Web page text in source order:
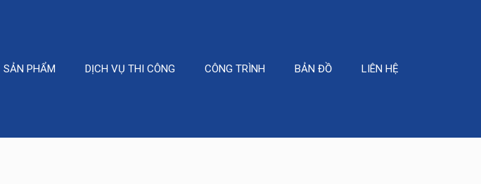
SẢN PHẨM DỊCH VỤ THI CÔNG CÔNG TRÌNH BẢN ĐỒ LIÊN HỆ